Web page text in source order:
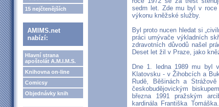
15 nejčtenějších
AMIMS.net
nabízí:
Hlavní strana
apoštolát A.M.I.M.S.
Knihovna on-line
Comicsy
Objednávky knih
sedm let. Zde mu byl v roce
výkonu kněžské služby.
Byl proto nucen hledat si
práci umývače výkladních
zdravotních důvodů našel
Deset let žil v Praze, jako
Dne 1. ledna 1989 mu byl
Klatovsku - v Žihobcích a
Rudě, Běšinách a
českobudějovickým
března 1991 pražským
kardinála Františka